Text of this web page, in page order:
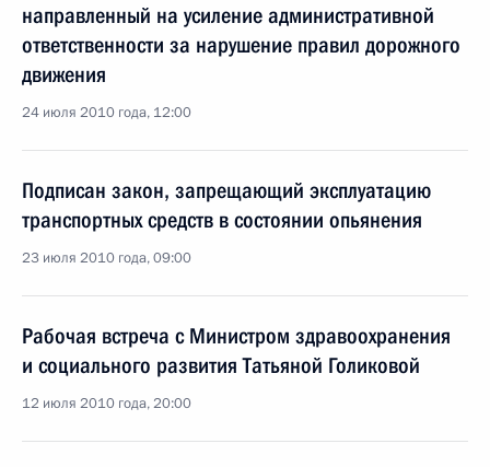
направленный на усиление административной
ответственности за нарушение правил дорожного
движения
24 июля 2010 года, 12:00
Подписан закон, запрещающий эксплуатацию
транспортных средств в состоянии опьянения
23 июля 2010 года, 09:00
Рабочая встреча с Министром здравоохранения
и социального развития Татьяной Голиковой
12 июля 2010 года, 20:00